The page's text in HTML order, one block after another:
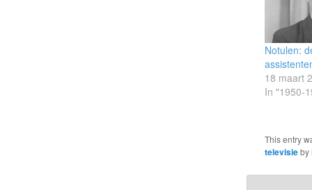
Notulen:
18 maart
In "1950-
This entry
televisieby